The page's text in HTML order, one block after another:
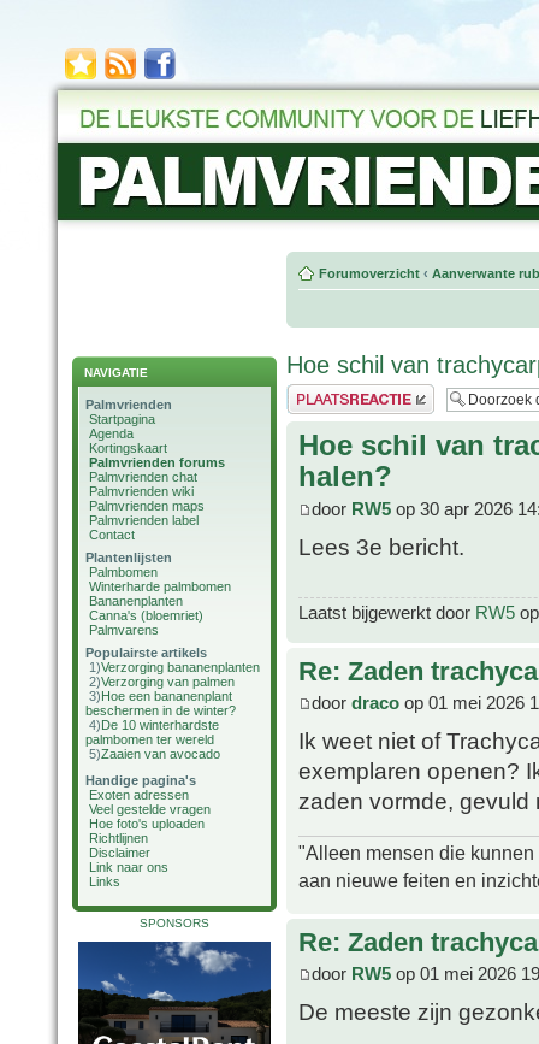
NAVIGATIE
Palmvrienden
Startpagina
Agenda
Kortingskaart
Palmvrienden forums
Palmvrienden chat
Palmvrienden wiki
Palmvrienden maps
Palmvrienden label
Contact
Plantenlijsten
Palmbomen
Winterharde palmbomen
Bananenplanten
Canna's (bloemriet)
Palmvarens
Populairste artikels
1)Verzorging bananenplanten
2)Verzorging van palmen
3)Hoe een bananenplant
beschermen in de winter?
4)De 10 winterhardste
palmbomen ter wereld
5)Zaaien van avocado
Handige pagina's
Exoten adressen
Veel gestelde vragen
Hoe foto's uploaden
Richtlijnen
Disclaimer
Link naar ons
Links
SPONSORS
Forumoverzicht ‹ Aanverwante
Hoe schil van
Plaats een reactie
Hoe schil van
halen?
door RW5 op 30 apr 2026
Lees 3e bericht.
Laatst bijgewerkt door RW5
Re: Zaden
door draco op 01 mei 2026
Ik weet niet of
exemplaren openen?
zaden vormde, gevuld
"Alleen mensen die
aan nieuwe feiten en
Re: Zaden
door RW5 op 01 mei 2026
De meeste zijn